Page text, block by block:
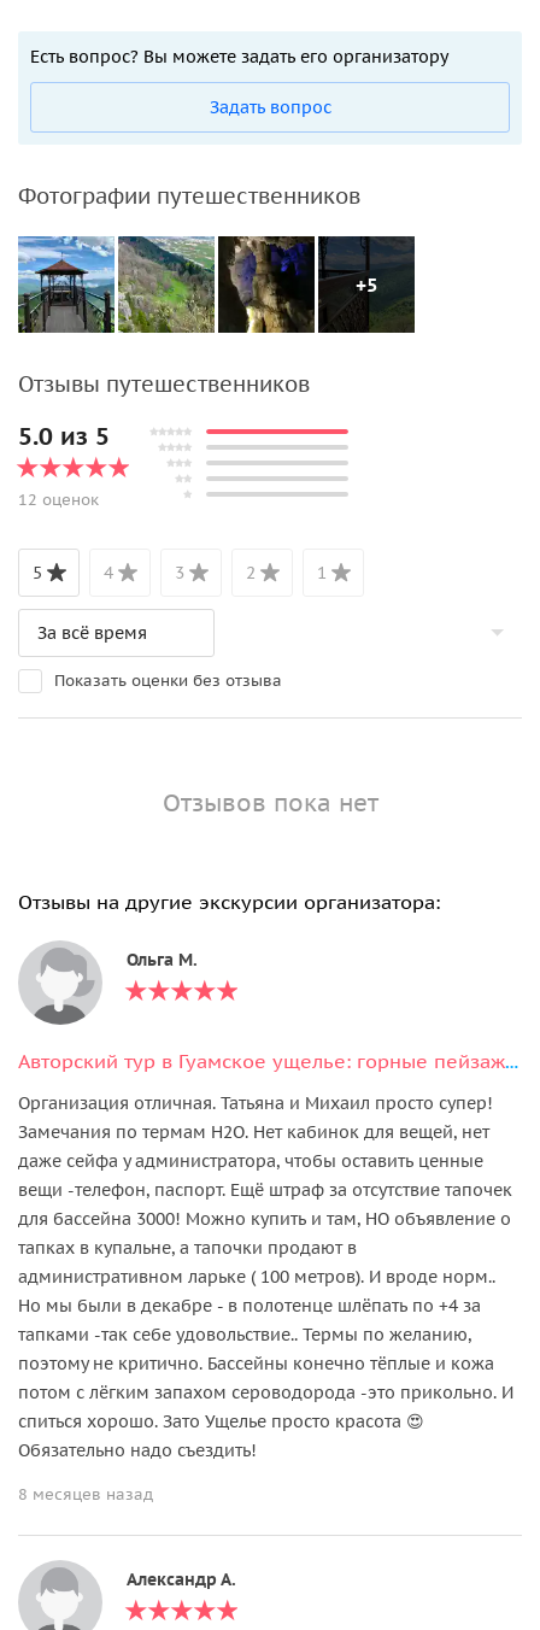
Есть вопрос? Вы можете задать его организатору
Задать вопрос
Фотографии путешественников
+5
Отзывы путешественников
5.0 из 5
12 оценок
5 4 3 2 1
Показать оценки без отзыва
Отзывов пока нет
Отзывы на другие экскурсии организатора:
Ольга М.
Авторский тур в Гуамское ущелье: горные пейзажи и отдых в термах
Организация отличная. Татьяна и Михаил просто супер!
Замечания по термам Н2О. Нет кабинок для вещей, нет
даже сейфа у администратора, чтобы оставить ценные
вещи -телефон, паспорт. Ещё штраф за отсутствие тапочек
для бассейна 3000! Можно купить и там, НО объявление о
тапках в купальне, а тапочки продают в
административном ларьке ( 100 метров). И вроде норм..
Но мы были в декабре - в полотенце шлёпать по +4 за
тапками -так себе удовольствие.. Термы по желанию,
поэтому не критично. Бассейны конечно тёплые и кожа
потом с лёгким запахом сероводорода -это прикольно. И
спиться хорошо. Зато Ущелье просто красота 😍
Обязательно надо съездить!
8 месяцев назад
Александр А.